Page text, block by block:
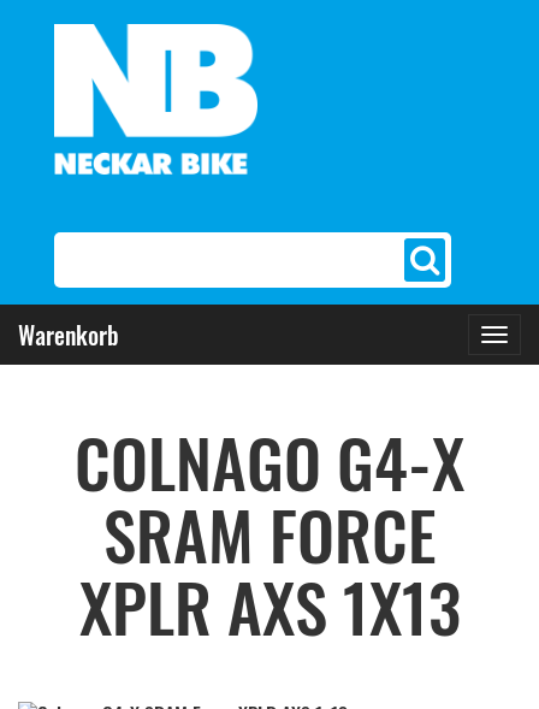
Warenkorb
COLNAGO G4-X
SRAM FORCE
XPLR AXS 1X13